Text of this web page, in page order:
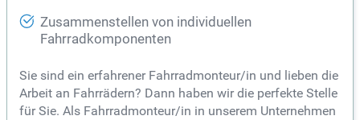
Zusammenstellen von individuellen
Fahrradkomponenten
Sie sind ein erfahrener Fahrradmonteur/in und lieben die
Arbeit an Fahrrädern? Dann haben wir die perfekte Stelle
für Sie. Als Fahrradmonteur/in in unserem Unternehmen